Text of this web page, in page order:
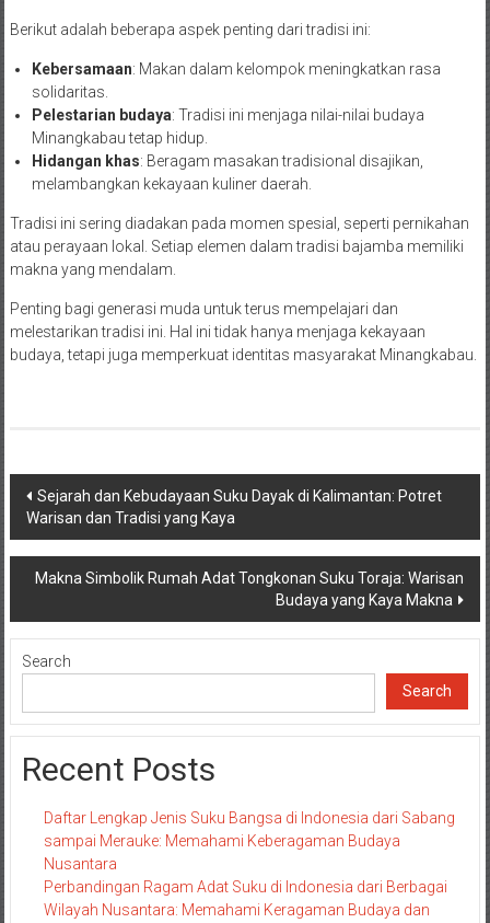
Berikut adalah beberapa aspek penting dari tradisi ini:
Kebersamaan: Makan dalam kelompok meningkatkan rasa
solidaritas.
Pelestarian budaya: Tradisi ini menjaga nilai-nilai budaya
Minangkabau tetap hidup.
Hidangan khas: Beragam masakan tradisional disajikan,
melambangkan kekayaan kuliner daerah.
Tradisi ini sering diadakan pada momen spesial, seperti pernikahan
atau perayaan lokal. Setiap elemen dalam tradisi bajamba memiliki
makna yang mendalam.
Penting bagi generasi muda untuk terus mempelajari dan
melestarikan tradisi ini. Hal ini tidak hanya menjaga kekayaan
budaya, tetapi juga memperkuat identitas masyarakat Minangkabau.
Post
navigation
Sejarah dan Kebudayaan Suku Dayak di Kalimantan: Potret
Warisan dan Tradisi yang Kaya
Makna Simbolik Rumah Adat Tongkonan Suku Toraja: Warisan
Budaya yang Kaya Makna
Search
Search
Recent Posts
Daftar Lengkap Jenis Suku Bangsa di Indonesia dari Sabang
sampai Merauke: Memahami Keberagaman Budaya
Nusantara
Perbandingan Ragam Adat Suku di Indonesia dari Berbagai
Wilayah Nusantara: Memahami Keragaman Budaya dan